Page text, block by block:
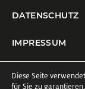
DATENSCHUTZ
IMPRESSUM
Diese Seite
für Sie zu garantieren.